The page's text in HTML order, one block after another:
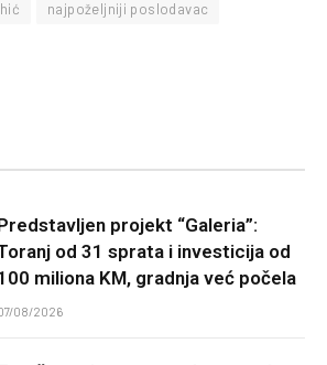
najpoželjniji poslodavac
projekt “Galeria”:
od 31 sprata i investicija od
miliona KM, gradnja već počela
08/2026